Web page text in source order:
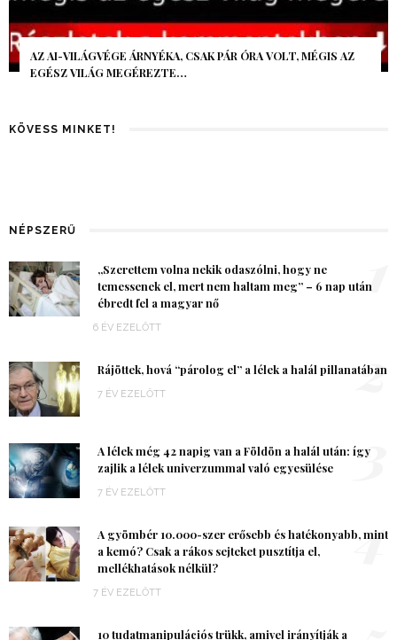
AZ AI-VILÁGVÉGE ÁRNYÉKA, CSAK PÁR ÓRA VOLT, MÉGIS AZ
EGÉSZ VILÁG MEGÉREZTE…
KÖVESS MINKET!
NÉPSZERŰ
„Szerettem volna nekik odaszólni, hogy ne
temessenek el, mert nem haltam meg” – 6 nap után
ébredt fel a magyar nő
6 ÉV EZELŐTT
1
Rájöttek, hová “párolog el” a lélek a halál pillanatában
7 ÉV EZELŐTT 2
A lélek még 42 napig van a Földön a halál után: így
zajlik a lélek univerzummal való egyesülése
7 ÉV EZELŐTT
3
A gyömbér 10.000-szer erősebb és hatékonyabb, mint
a kemó? Csak a rákos sejteket pusztítja el,
mellékhatások nélkül?
7 ÉV EZELŐTT
4
10 tudatmanipulációs trükk, amivel irányítják a